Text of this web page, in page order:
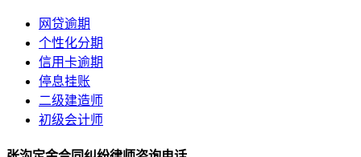
网贷逾期
个性化分期
信用卡逾期
停息挂账
二级建造师
初级会计师